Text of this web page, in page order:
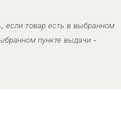
если товар есть в выбранном
пункте выдачи -